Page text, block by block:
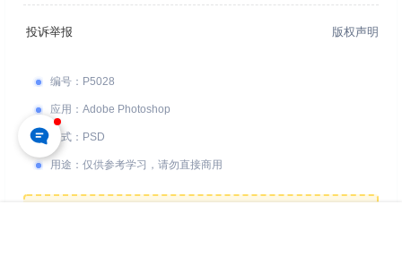
投诉举报 版权声明
编号 ： P5028
应用 ： Adobe Photoshop
格式 ： PSD
用途 ： 仅供参考学习，请勿直接商用